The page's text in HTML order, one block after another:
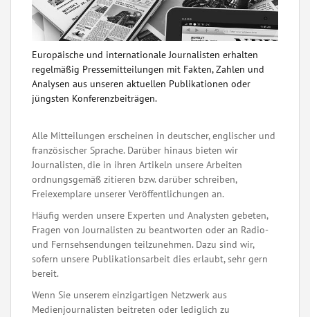
Europäische und internationale Journalisten erhalten
regelmäßig Pressemitteilungen mit Fakten, Zahlen und
Analysen aus unseren aktuellen Publikationen oder
jüngsten Konferenzbeiträgen.
Alle Mitteilungen erscheinen in deutscher, englischer und
französischer Sprache. Darüber hinaus bieten wir
Journalisten, die in ihren Artikeln unsere Arbeiten
ordnungsgemäß zitieren bzw. darüber schreiben,
Freiexemplare unserer Veröffentlichungen an.
Häufig werden unsere Experten und Analysten gebeten,
Fragen von Journalisten zu beantworten oder an Radio-
und Fernsehsendungen teilzunehmen. Dazu sind wir,
sofern unsere Publikationsarbeit dies erlaubt, sehr gern
bereit.
Wenn Sie unserem einzigartigen Netzwerk aus
Medienjournalisten beitreten oder lediglich zu